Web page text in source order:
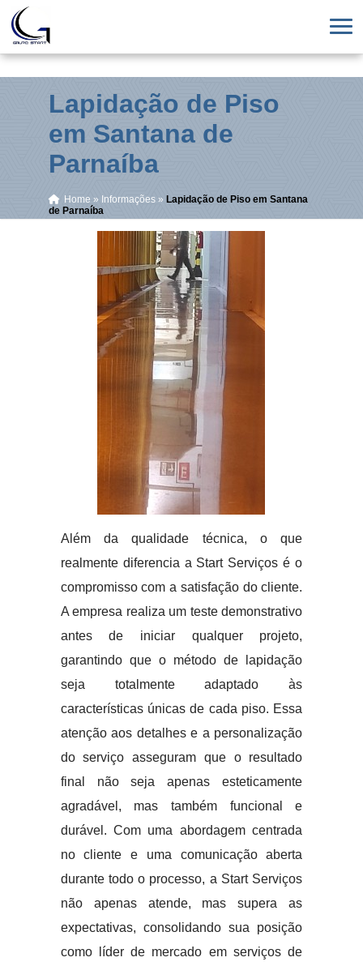
Lapidação de Piso
em Santana de
Parnaíba
Home » Informações » Lapidação de Piso em Santana
de Parnaíba
Além da qualidade técnica, o que
realmente diferencia a Start Serviços é o
compromisso com a satisfação do cliente.
A empresa realiza um teste demonstrativo
antes de iniciar qualquer projeto,
garantindo que o método de lapidação
seja totalmente adaptado às
características únicas de cada piso. Essa
atenção aos detalhes e a personalização
do serviço asseguram que o resultado
final não seja apenas esteticamente
agradável, mas também funcional e
durável. Com uma abordagem centrada
no cliente e uma comunicação aberta
durante todo o processo, a Start Serviços
não apenas atende, mas supera as
expectativas, consolidando sua posição
como líder de mercado em serviços de